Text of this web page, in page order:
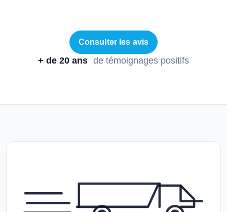
Consulter les avis
+ de 20 ans de témoignages positifs